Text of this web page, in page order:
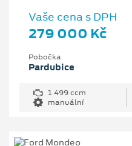
Vaše cena s DPH
279 000 Kč
Pobočka
Pardubice
1 499 ccm
manuální